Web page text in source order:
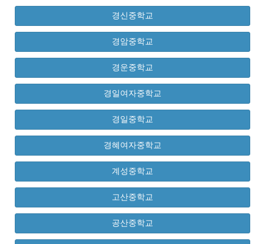
경신중학교
경암중학교
경운중학교
경일여자중학교
경일중학교
경혜여자중학교
계성중학교
고산중학교
공산중학교